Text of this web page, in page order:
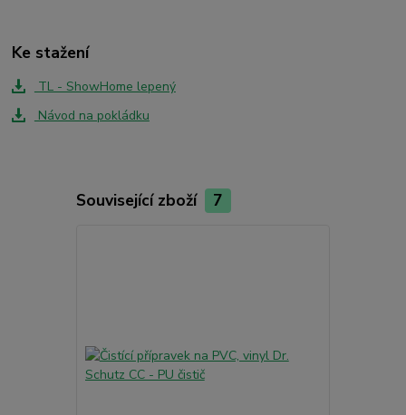
Ke stažení
TL - ShowHome lepený
Návod na pokládku
Související zboží 7